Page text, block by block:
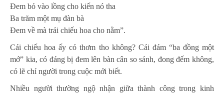
Đem bỏ vào lồng cho kiến nó tha
Ba trăm một mụ đàn bà
Đem về mà trải chiếu hoa cho nằm”.
Cái chiếu hoa ấy có thơm tho không? Cái đám “ba đồng một
mớ” kia, có đáng bị đem lên bàn cân so sánh, đong đếm không,
có lẽ chỉ người trong cuộc mới biết.
Nhiều người thường ngộ nhận giữa thành công trong kinh